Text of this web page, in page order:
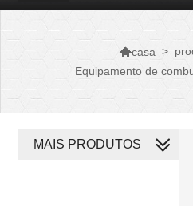
casa >
Equipamento de
MAIS PRODUTOS